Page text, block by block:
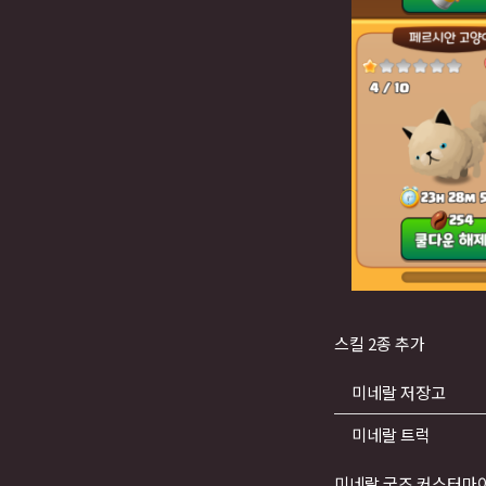
스킬 2종 추가
미네랄 저장고
미네랄 트럭